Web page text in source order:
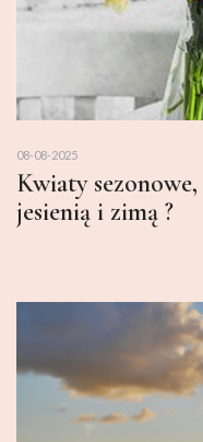
08-08-2025
Kwiaty
jesienią i zimą ?